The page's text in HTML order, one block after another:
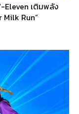
Eleven เติมพลัง
Milk Run”